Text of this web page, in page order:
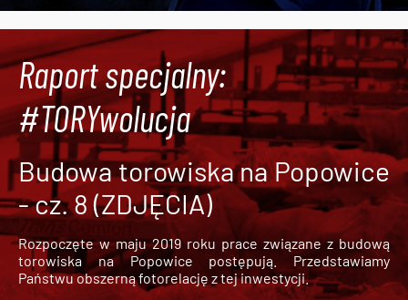
Raport specjalny:
#TORYwolucja
Budowa torowiska na Popowice
- cz. 8 (ZDJĘCIA)
Rozpoczęte w maju 2019 roku prace związane z budową
torowiska na Popowice
postępują. Przedstawiamy
Państwu obszerną fotorelację z tej inwestycji.